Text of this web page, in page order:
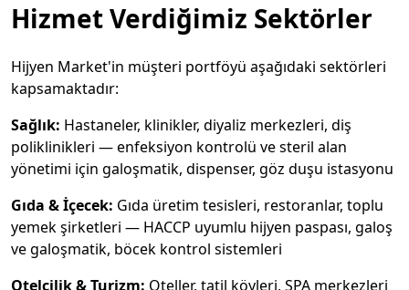
Hizmet Verdiğimiz Sektörler
Hijyen Market'in müşteri portföyü aşağıdaki sektörleri
kapsamaktadır:
Sağlık: Hastaneler, klinikler, diyaliz merkezleri, diş
poliklinikleri — enfeksiyon kontrolü ve steril alan
yönetimi için galoşmatik, dispenser, göz duşu istasyonu
Gıda & İçecek: Gıda üretim tesisleri, restoranlar, toplu
yemek şirketleri — HACCP uyumlu hijyen paspası, galoş
ve galoşmatik, böcek kontrol sistemleri
Otelcilik & Turizm: Oteller, tatil köyleri, SPA merkezleri